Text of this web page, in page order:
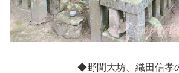
◆野間大坊、織田信孝